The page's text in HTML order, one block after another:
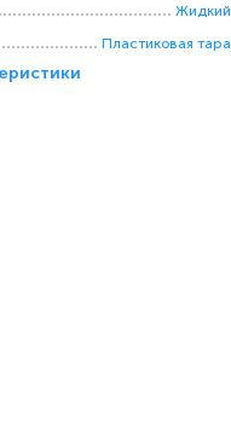
Жидкий
Пластиковая тара